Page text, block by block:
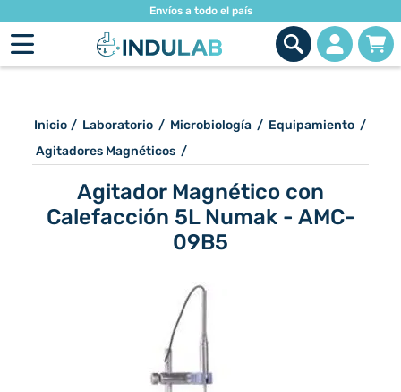
Envíos a todo el país
Inicio / Laboratorio / Microbiología / Equipamiento /
Agitadores Magnéticos /
Agitador Magnético con
Calefacción 5L Numak - AMC-
09B5